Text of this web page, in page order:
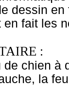
dessin
en fait les
:
de chien à
la